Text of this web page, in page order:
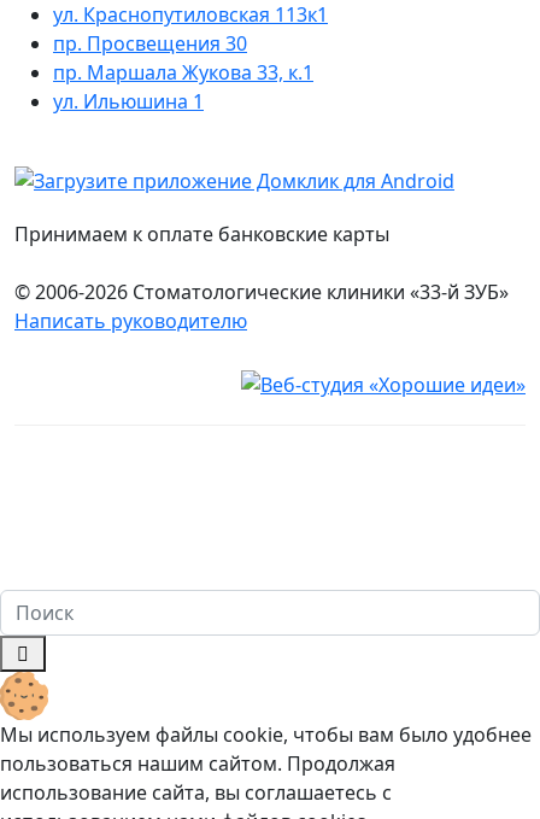
ул. Краснопутиловская 113к1
пр. Просвещения 30
пр. Маршала Жукова 33, к.1
ул. Ильюшина 1
Принимаем к оплате банковские карты
© 2006-2026 Стоматологические клиники «33-й ЗУБ»
Написать руководителю
Мы используем файлы cookie, чтобы вам было удобнее
пользоваться нашим сайтом. Продолжая
использование сайта, вы соглашаетесь c